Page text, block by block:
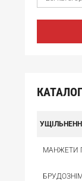
МАНЖЕТИ